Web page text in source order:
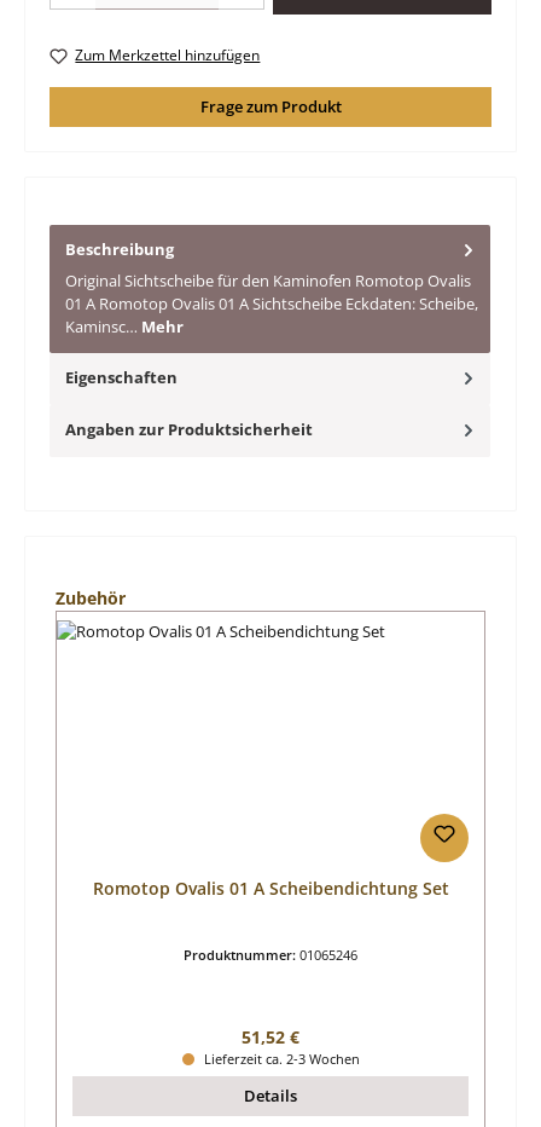
Zum Merkzettel hinzufügen
Frage zum Produkt
Beschreibung
Original Sichtscheibe für den Kaminofen Romotop Ovalis
01 A Romotop Ovalis 01 A Sichtscheibe Eckdaten: Scheibe,
Kaminsc… Mehr
Eigenschaften
Angaben zur Produktsicherheit
Produktgalerie überspringen
Zubehör
Romotop Ovalis 01 A Scheibendichtung Set
Produktnummer: 01065246
Regulärer Preis:
51,52 €
Lieferzeit ca. 2-3 Wochen
Details